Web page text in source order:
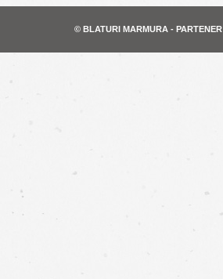
© BLATURI MARMURA - PARTENER